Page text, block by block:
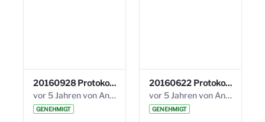
20160928 Protokoll 17. Steuerungskreis.pdf
vor 5 Jahren von Anni Schlumberger
GENEHMIGT
20160622 Protokoll 16. Steuerungskreis.pdf
vor 5 Jahren von Anni Schlumberger
GENEHMIGT